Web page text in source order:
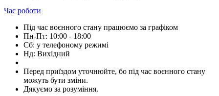
Час роботи
Під час воєнного стану працюємо за графіком
Пн-Пт: 10:00 - 18:00
Сб: у телефоному режимі
Нд: Вихідний
Перед приїздом уточнюйте, бо під час воєнного стану
можуть бути зміни.
Дякуємо за розуміння.